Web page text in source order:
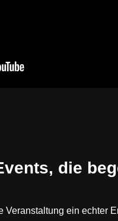
die
Veranstaltung ein echter